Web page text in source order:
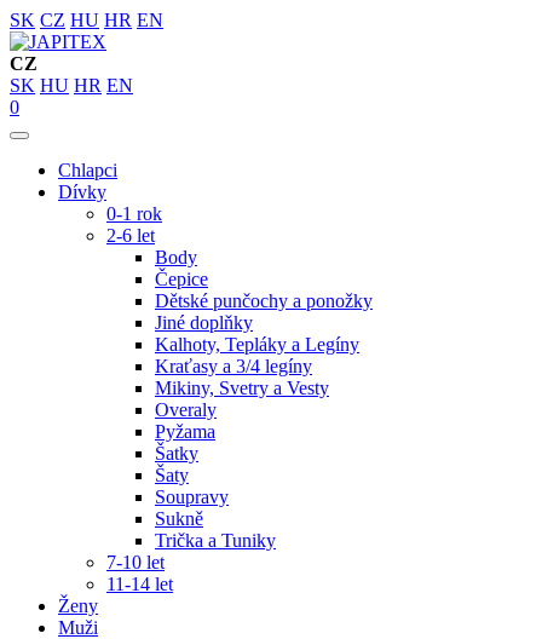
SK CZ HU HR EN
CZ
SK HU HR EN
0
Chlapci
Dívky
0-1 rok
2-6 let
Body
Čepice
Dětské punčochy a ponožky
Jiné doplňky
Kalhoty, Tepláky a Legíny
Kraťasy a 3/4 legíny
Mikiny, Svetry a Vesty
Overaly
Pyžama
Šatky
Šaty
Soupravy
Sukně
Trička a Tuniky
7-10 let
11-14 let
Ženy
Muži